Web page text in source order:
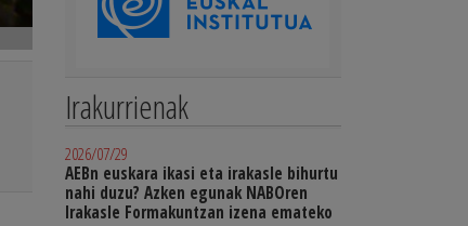
Irakurrienak
2026/07/29
AEBn euskara ikasi eta irakasle bihurtu
nahi duzu? Azken egunak NABOren
Irakasle Formakuntzan izena emateko